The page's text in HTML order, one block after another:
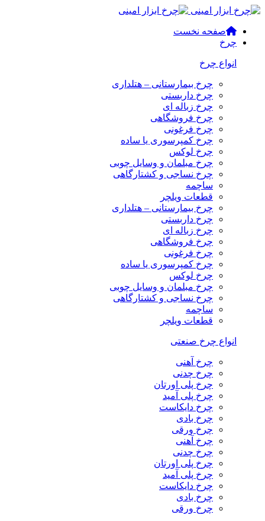
صفحه نخست
چرخ
انواع چرخ
چرخ بیمارستانی – هتلداری
چرخ داربستی
چرخ زباله ای
چرخ فروشگاهی
چرخ فرغونی
چرخ کمپرسوری یا ساده
چرخ لوکس
چرخ مبلمان و وسایل چوبی
چرخ نساجی و کشتارگاهی
ساچمه
قطعات ویلچر
چرخ بیمارستانی – هتلداری
چرخ داربستی
چرخ زباله ای
چرخ فروشگاهی
چرخ فرغونی
چرخ کمپرسوری یا ساده
چرخ لوکس
چرخ مبلمان و وسایل چوبی
چرخ نساجی و کشتارگاهی
ساچمه
قطعات ویلچر
انواع چرخ صنعتی
چرخ آهنی
چرخ چدنی
چرخ پلی اورتان
چرخ پلی آمید
چرخ دایکاست
چرخ بادی
چرخ ورقی
چرخ آهنی
چرخ چدنی
چرخ پلی اورتان
چرخ پلی آمید
چرخ دایکاست
چرخ بادی
چرخ ورقی